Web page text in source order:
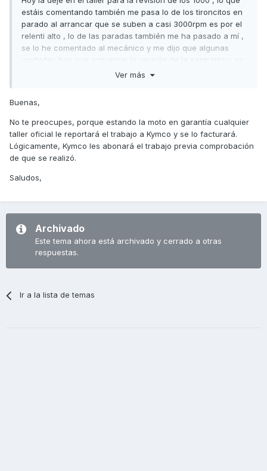
estáis comentando también me pasa lo de los tironcitos en
parado al arrancar que se suben a casi 3000rpm es por el
relenti alto , lo de las paradas también me ha pasado a mí ,
se lo he comentado al mecánico y me dijo que algunas
unidades hay que actualizar la versión de la centralita y se
quitan todas esas cosas, espero que así sea .
talleres ya se sabe.
Un saludo
Ver más
Buenas,
No te preocupes, porque estando la moto en garantía cualquier
taller oficial le reportará el trabajo a Kymco y se lo facturará.
Lógicamente, Kymco les abonará el trabajo previa comprobación
de que se realizó.
Saludos,
Archivado
Este tema ahora está archivado y cerrado a otras
respuestas.
Ir a la lista de temas